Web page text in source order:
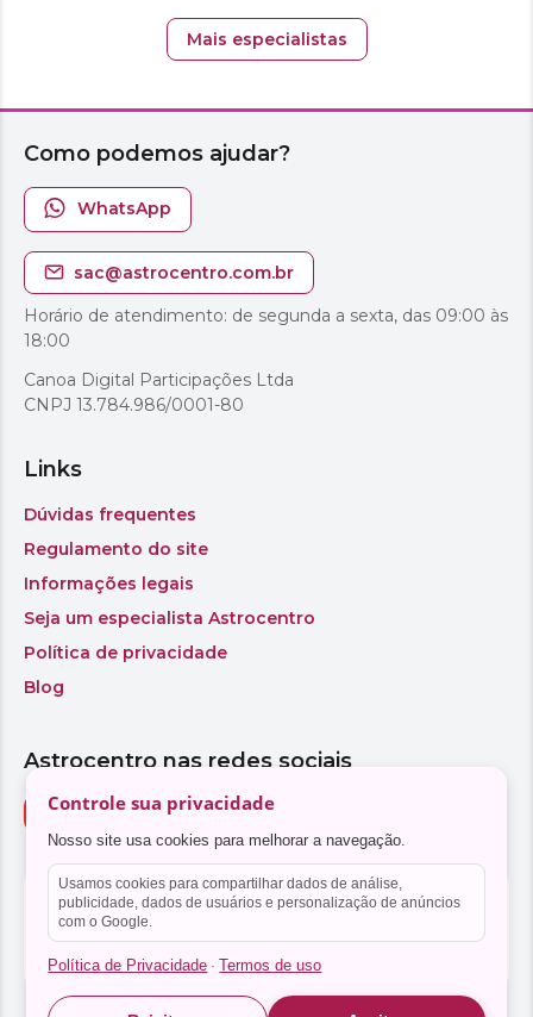
Controle sua privacidade
Nosso site usa cookies para melhorar a navegação.
Usamos cookies para compartilhar dados de análise,
publicidade, dados de usuários e personalização de anúncios
com o Google.
Política de Privacidade · Termos de uso